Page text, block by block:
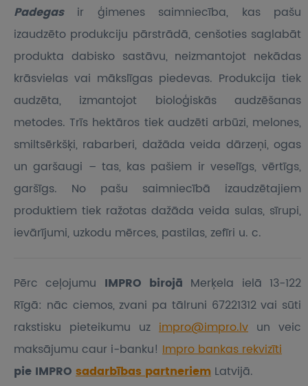
Padegas ir ģimenes saimniecība, kas pašu
izaudzēto produkciju pārstrādā, cenšoties saglabāt
produkta dabisko sastāvu, neizmantojot nekādas
krāsvielas vai mākslīgas piedevas. Produkcija tiek
audzēta, izmantojot bioloģiskās audzēšanas
metodes. Trīs hektāros tiek audzēti arbūzi, melones,
smiltsērkšķi, rabarberi, dažāda veida dārzeņi, ogas
un garšaugi – tas, kas pašiem ir veselīgs, vērtīgs,
garšīgs. No pašu saimniecībā izaudzētajiem
produktiem tiek ražotas dažāda veida sulas, sīrupi,
ievārījumi, uzkodu mērces, pastilas, zefīri u. c.
Pērc ceļojumu IMPRO birojā Merķela ielā 13-122
Rīgā: nāc ciemos, zvani pa tālruni 67221312 vai sūti
rakstisku pieteikumu uz impro@impro.lv un veic
maksājumu caur i-banku! Impro bankas rekvizīti
pie IMPRO sadarbības partneriem Latvijā.